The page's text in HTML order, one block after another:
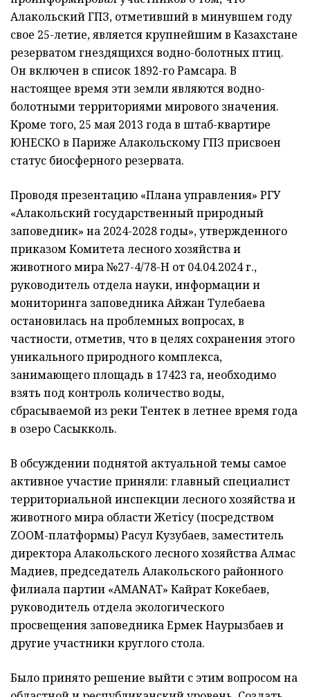
Алакольский ГПЗ, отметивший в минувшем году
свое 25-летие, является крупнейшим в Казахстане
резерватом гнездящихся водно-болотных птиц.
Он включен в список 1892-го Рамсара. В
настоящее время эти земли являются водно-
болотными территориями мирового значения.
Кроме того, 25 мая 2013 года в штаб-квартире
ЮНЕСКО в Париже Алакольскому ГПЗ присвоен
статус биосферного резервата.
Проводя презентацию «Плана управления» РГУ
«Алакольский государственный природный
заповедник» на 2024-2028 годы», утвержденного
приказом Комитета лесного хозяйства и
животного мира №27-4/78-НҚ от 04.04.2024 г.,
руководитель отдела науки, информации и
мониторинга заповедника Айжан Тулебаева
остановилась на проблемных вопросах, в
частности, отметив, что в целях сохранения этого
уникального природного комплекса,
занимающего площадь в 17423 га, необходимо
взять под контроль количество воды,
сбрасываемой из реки Тентек в летнее время года
в озеро Сасыкколь.
В обсуждении поднятой актуальной темы самое
активное участие приняли: главный специалист
территориальной инспекции лесного хозяйства и
животного мира области Жетісу (посредством
ZOOM-платформы) Расул Кузубаев, заместитель
директора Алакольского лесного хозяйства Алмас
Мадиев, председатель Алакольского районного
филиала партии «АМАNАТ» Кайрат Кокебаев,
руководитель отдела экологического
просвещения заповедника Ермек Наурызбаев и
другие участники круглого стола.
Было принято решение выйти с этим вопросом на